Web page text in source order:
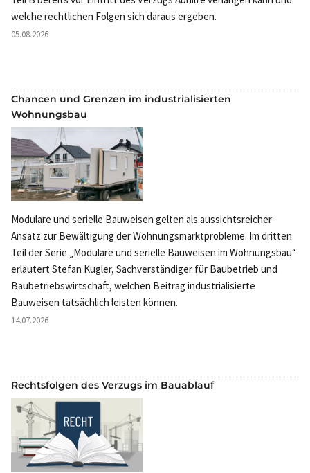
welche rechtlichen Folgen sich daraus ergeben.
05.08.2026
Chancen und Grenzen im industrialisierten
Wohnungsbau
Modulare und serielle Bauweisen gelten als aussichtsreicher
Ansatz zur Bewältigung der Wohnungsmarktprobleme. Im dritten
Teil der Serie „Modulare und serielle Bauweisen im Wohnungsbau“
erläutert Stefan Kugler, Sachverständiger für Baubetrieb und
Baubetriebswirtschaft, welchen Beitrag industrialisierte
Bauweisen tatsächlich leisten können.
14.07.2026
Rechtsfolgen des Verzugs im Bauablauf